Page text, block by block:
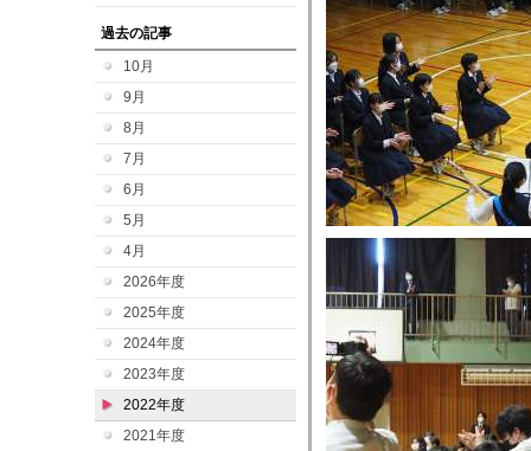
過去の記事
10月
9月
8月
7月
6月
5月
4月
2026年度
2025年度
2024年度
2023年度
2022年度
2021年度